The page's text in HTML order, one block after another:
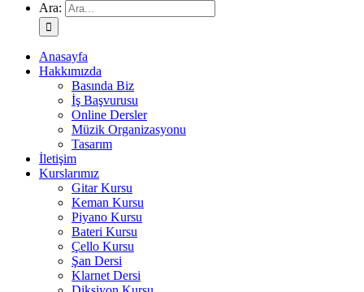
Ara:
Anasayfa
Hakkımızda
Basında Biz
İş Başvurusu
Online Dersler
Müzik Organizasyonu
Tasarım
İletişim
Kurslarımız
Gitar Kursu
Keman Kursu
Piyano Kursu
Bateri Kursu
Çello Kursu
Şan Dersi
Klarnet Dersi